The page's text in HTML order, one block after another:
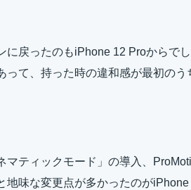
に戻ったのもiPhone 12 Proからで
って、持った時の違和感が最初のう
マティックモード」の導入、
地味な変更点が多かったのがiPhone